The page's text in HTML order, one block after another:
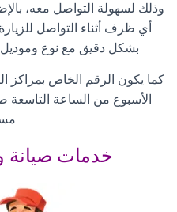
وذلك لسهولة التواصل معه،
أي ظرف أثناء التواصل
بشكل دقيق مع نوع وموديل
كما يكون الرقم الخاص بمراكز
الأسبوع من الساعة
خدمات صيانة